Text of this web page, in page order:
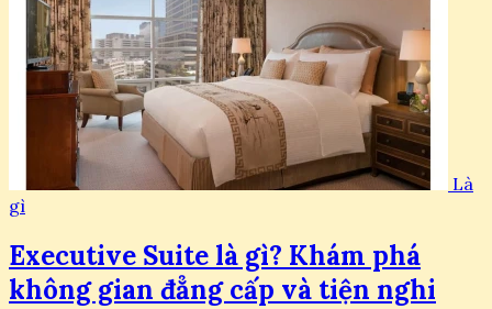
Là
gì
Executive Suite là gì? Khám phá
không gian đẳng cấp và tiện nghi